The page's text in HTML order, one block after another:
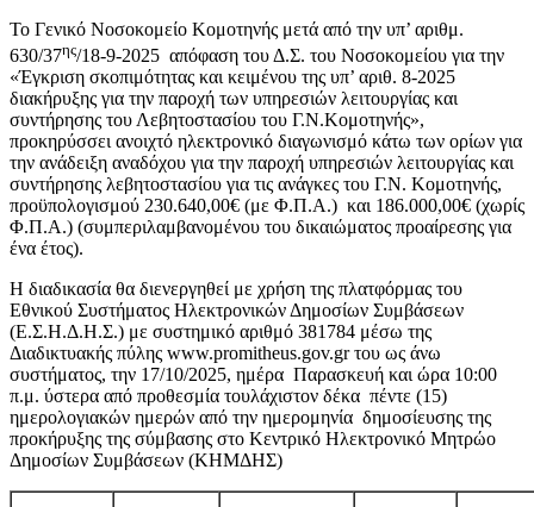
Το Γενικό Νοσοκομείο Κομοτηνής μετά από την υπ’ αριθμ.
630/37ης/18-9-2025 απόφαση του Δ.Σ. του Νοσοκομείου για την
«Έγκριση σκοπιμότητας και κειμένου της υπ’ αριθ. 8-2025
διακήρυξης για την παροχή των υπηρεσιών λειτουργίας και
συντήρησης του Λεβητοστασίου του Γ.Ν.Κομοτηνής»,
προκηρύσσει ανοιχτό ηλεκτρονικό διαγωνισμό κάτω των ορίων για
την ανάδειξη αναδόχου για την παροχή υπηρεσιών λειτουργίας και
συντήρησης λεβητοστασίου για τις ανάγκες του Γ.Ν. Κομοτηνής,
προϋπολογισμού 230.640,00€ (με Φ.Π.Α.) και 186.000,00€ (χωρίς
Φ.Π.Α.) (συμπεριλαμβανομένου του δικαιώματος προαίρεσης για
ένα έτος).
Η διαδικασία θα διενεργηθεί με χρήση της πλατφόρμας του
Εθνικού Συστήματος Ηλεκτρονικών Δημοσίων Συμβάσεων
(Ε.Σ.Η.Δ.Η.Σ.) με συστημικό αριθμό 381784 μέσω της
Διαδικτυακής πύλης www.promitheus.gov.gr του ως άνω
συστήματος, την 17/10/2025, ημέρα Παρασκευή και ώρα 10:00
π.μ. ύστερα από προθεσμία τουλάχιστον δέκα πέντε (15)
ημερολογιακών ημερών από την ημερομηνία δημοσίευσης της
προκήρυξης της σύμβασης στο Κεντρικό Ηλεκτρονικό Μητρώο
Δημοσίων Συμβάσεων (ΚΗΜΔΗΣ)